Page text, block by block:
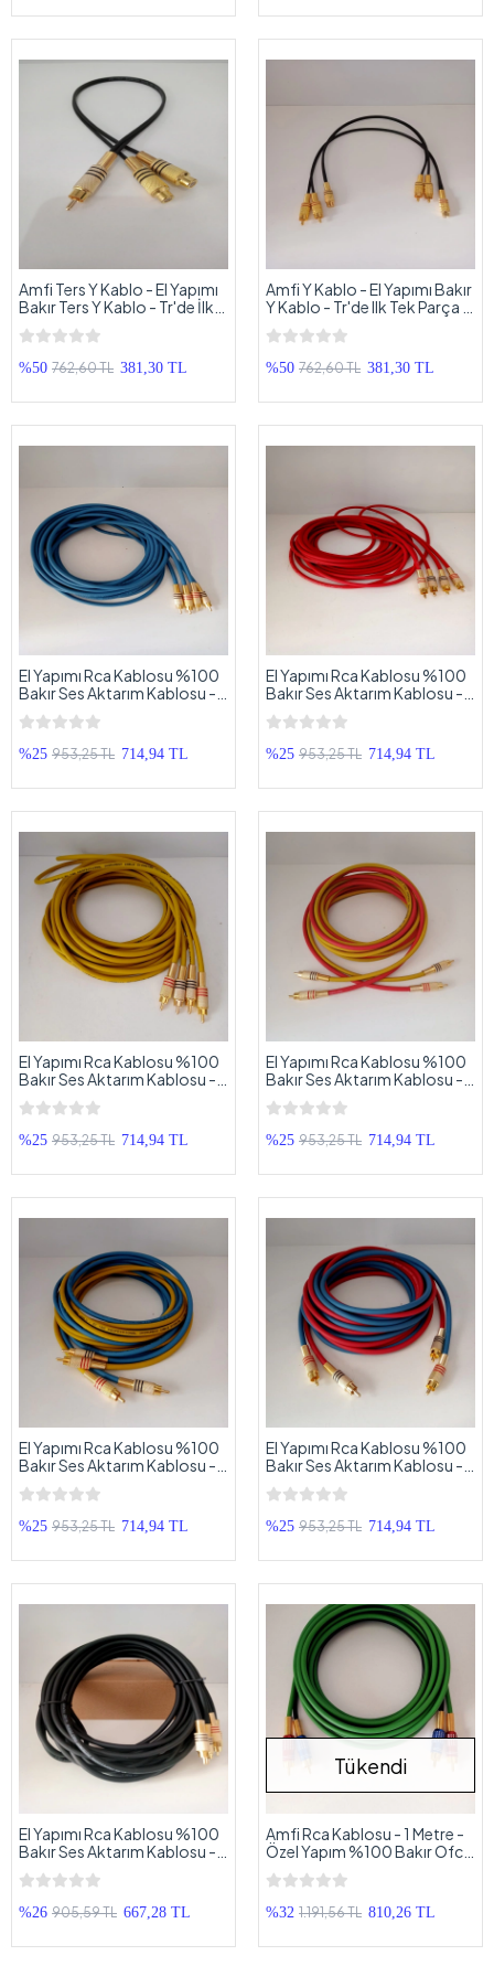
Amfi Ters Y Kablo - El Yapımı
Bakır Ters Y Kablo - Tr'de İlk
Tek Parça Y Kablo - 1 Adet
%50 762,60 TL 381,30 TL
Amfi Y Kablo - El Yapımı Bakır
Y Kablo - Tr'de Ilk Tek Parça Y
Kablo - 1 Adet
%50 762,60 TL 381,30 TL
El Yapımı Rca Kablosu %100
Bakır Ses Aktarım Kablosu - 5
Metre M
%25 953,25 TL 714,94 TL
El Yapımı Rca Kablosu %100
Bakır Ses Aktarım Kablosu - 5
Metre
%25 953,25 TL 714,94 TL
El Yapımı Rca Kablosu %100
Bakır Ses Aktarım Kablosu - 5
Metre
%25 953,25 TL 714,94 TL
El Yapımı Rca Kablosu %100
Bakır Ses Aktarım Kablosu - 5
Metre S-K
%25 953,25 TL 714,94 TL
El Yapımı Rca Kablosu %100
Bakır Ses Aktarım Kablosu - 5
Metre
%25 953,25 TL 714,94 TL
El Yapımı Rca Kablosu %100
Bakır Ses Aktarım Kablosu - 5
Metre
%25 953,25 TL 714,94 TL
El Yapımı Rca Kablosu %100
Bakır Ses Aktarım Kablosu - 5
Metre
%26 905,59 TL 667,28 TL
Tükendi
Amfi Rca Kablosu - 1 Metre -
Özel Yapım %100 Bakır Ofc
Rca Ses Aktarım Kablosu - 1
Metre
%32 1.191,56 TL 810,26 TL